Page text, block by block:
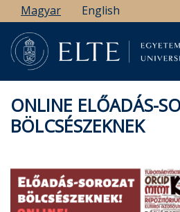
Ugrás
a
tartalomra
Magyar English
ONLINE ELŐADÁS-
BÖLCSÉSZEKNEK